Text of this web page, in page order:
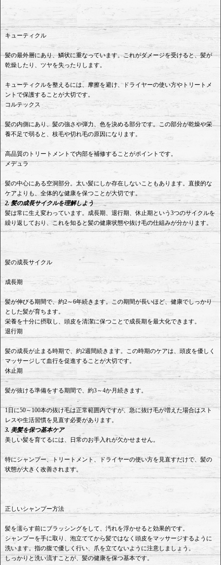
キューティクル
髪の最外層にあり、鱗状に重なっています。これがダメージを受けると、髪が
乾燥したり、ツヤを失ったりします。
キューティクルを整えるには、摩擦を避け、ドライヤーの使い方やトリートメ
ントで保護することが大切です。
コルテックス
髪の内側にあり、髪の強さや弾力、色を決める部分です。この部分が乾燥や栄
養不足で弱ると、枝毛や切れ毛の原因になります。
高品質のトリートメントで内部を補修することがポイントです。
メデュラ
髪の中心にある空洞部分。太い髪にしか存在しないこともあります。直接的な
ケアよりも、全体的な健康を保つことが大切です。
2. 髪の成長サイクルを理解しよう
髪は常に生え変わっています。成長期、退行期、休止期という3つのサイクルを
繰り返しており、これを知ると髪の健康状態や抜け毛の仕組みが分かります。
髪の成長サイクル
成長期
髪が伸びる期間で、約2～6年続きます。この期間が長いほど、健康でしっかり
とした髪が育ちます。
栄養を十分に摂取し、頭皮を清潔に保つことで成長期を最大化できます。
退行期
髪の成長が止まる時期で、約2週間続きます。この時期のケアは、頭皮を優しく
マッサージして血行を促進することが大切です。
休止期
髪が抜ける準備をする期間で、約3～4か月続きます。
1日に50～100本の抜け毛は正常範囲内ですが、急に抜け毛が増えた場合はスト
レスや生活習慣を見直す必要があります。
3. 美髪を保つ基本ケア
美しい髪を育てるには、日常のお手入れが欠かせません。
特にシャンプー、トリートメント、ドライヤーの使い方を見直すだけで、髪の
状態が大きく改善されます。
正しいシャンプー方法
髪を濡らす前にブラッシングをして、汚れを浮かせると効果的です。
シャンプーを手に取り、泡立ててから髪ではなく頭皮をマッサージするように
洗います。指の腹で優しく行い、爪を立てないように注意しましょう。
しっかりと洗い流すことが、髪の健康を保つ基本です。